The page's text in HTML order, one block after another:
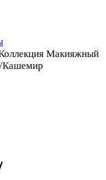
Макияжный
Кашемир